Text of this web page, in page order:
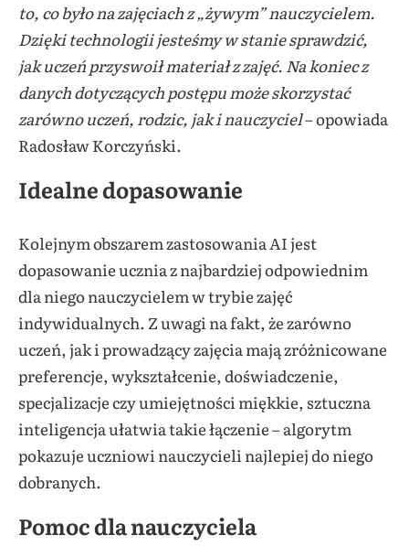
to, co było na zajęciach z „żywym” nauczycielem.
Dzięki technologii jesteśmy w stanie sprawdzić,
jak uczeń przyswoił materiał z zajęć. Na koniec z
danych dotyczących postępu może skorzystać
zarówno uczeń, rodzic, jak i nauczyciel– opowiada
Radosław Korczyński.
Idealne dopasowanie
Kolejnym obszarem zastosowania AI jest
dopasowanie ucznia z najbardziej odpowiednim
dla niego nauczycielem w trybie zajęć
indywidualnych. Z uwagi na fakt, że zarówno
uczeń, jak i prowadzący zajęcia mają zróżnicowane
preferencje, wykształcenie, doświadczenie,
specjalizacje czy umiejętności miękkie, sztuczna
inteligencja ułatwia takie łączenie – algorytm
pokazuje uczniowi nauczycieli najlepiej do niego
dobranych.
Pomoc dla nauczyciela